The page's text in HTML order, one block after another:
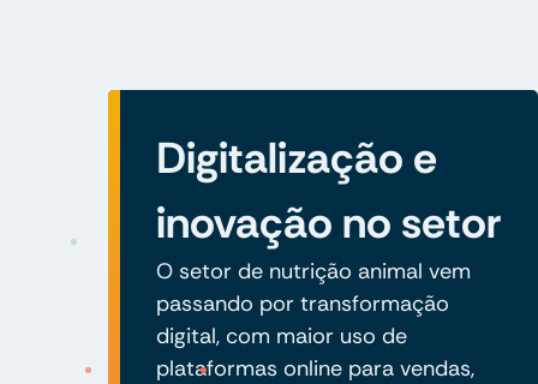
Digitalização e
inovação no setor
O setor de nutrição animal vem
passando por transformação
digital, com maior uso de
plataformas online para vendas,